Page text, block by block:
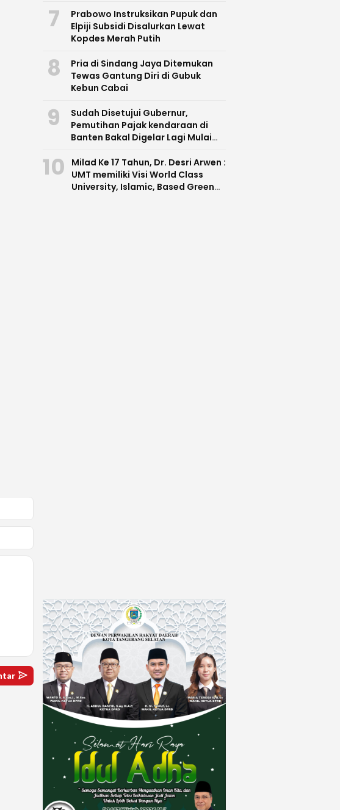
7
Prabowo Instruksikan Pupuk dan
Elpiji Subsidi Disalurkan Lewat
Kopdes Merah Putih
8
Pria di Sindang Jaya Ditemukan
Tewas Gantung Diri di Gubuk
Kebun Cabai
9
Sudah Disetujui Gubernur,
Pemutihan Pajak kendaraan di
Banten Bakal Digelar Lagi Mulai
10
Milad Ke 17 Tahun, Dr. Desri Arwen :
UMT memiliki Visi World Class
University, Islamic, Based Green